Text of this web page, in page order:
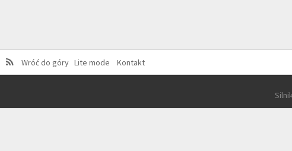
Wróć do góry Lite mode
Kontakt